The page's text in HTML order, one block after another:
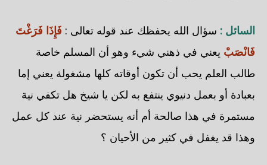
السائل : سؤال الله يحفظك عند قوله تعالى : فَإِذَا فَرَغْتَ
فَانْصَبْ يعني في ذهني شيء وهو أن المسلم خاصة
طالب العلم يحب أن تكون أوقاته كلها مشغولة يعني إما
بعبادة أو بعمل دنيوي ينتفع به لكن يا شيخ هل تكفي نية
مستمرة في هذا صالحة أم أنه يستحضر نية عند كل عمل
وهذا قد يغفل في كثير من الأحيان ؟